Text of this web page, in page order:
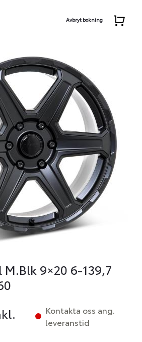
Avbryt bokning
9×20 6-139,7
Kontakta oss ang.
leveranstid